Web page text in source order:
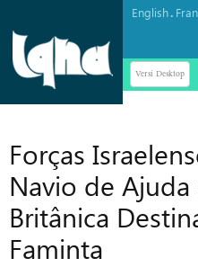
English.
Versi Desktop
Forças
Navio de
Britânica
Faminta